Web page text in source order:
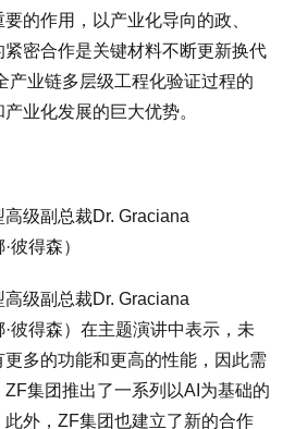
的作用，以产业化导向的政、
密合作是关键材料不断更新换代
产业链多层级工程化验证过程的
业化发展的巨大优势。
级副总裁Dr. Graciana
彼得森）
级副总裁Dr. Graciana
彼得森）在主题演讲中表示，未
多的功能和更高的性能，因此需
集团推出了一系列以AI为基础的
外，ZF集团也建立了新的合作